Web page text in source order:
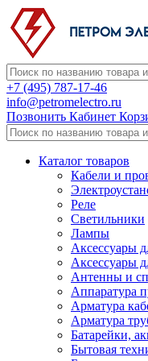
+7 (495) 787-17-46
info@petromelectro.ru
Позвонить Кабинет
Каталог товаров
Кабели и
Реле
Светильники
Лампы
Аксессуары
Аксессуары
Антенны и
Аппаратура
Арматура
Арматура
Батарейки,
Бытовая